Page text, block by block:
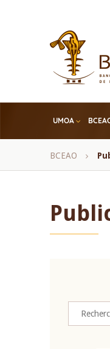
UMOA
Fil
BCEAO